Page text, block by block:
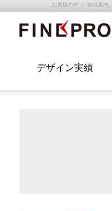
お客様の声 ｜ 会社案内
デザイン実績